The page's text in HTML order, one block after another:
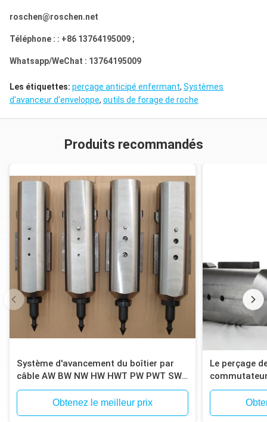
roschen@roschen.net
Téléphone : : +86 13764195009 ;
Whatsapp/WeChat : 13764195009
Les étiquettes: perçage anticipé enfermant, Systèmes
d'avanceur d'enveloppe, outils de forage de roche
Produits recommandés
Système d'avancement du boîtier par
câble AW BW NW HW HWT PW PWT SW
SWT
Obtenez le meilleur prix
Le perçage
droite